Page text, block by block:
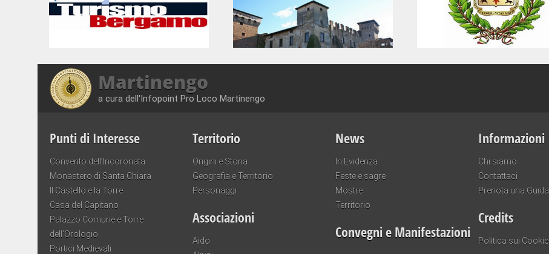
Martinengo
a cura dell'Infopoint Pro Loco Martinengo
Punti di Interesse
Convento dell’Incoronata
Monastero di Santa Chiara
Il Castello e la Torre
Casa del Capitano
Palazzo Comune e Torre
dell’Orologio
Portici Medievali
Territorio
Origini e Storia
Geografia e Territorio
Personaggi
Associazioni
Aido
News
In Evidenza
Feste e sagre
Mostre
Territorio
Convegni e Manifestazioni
Informazioni
Chi siamo
Contattaci
Prenota una Guida
Credits
Politica sui Cookie